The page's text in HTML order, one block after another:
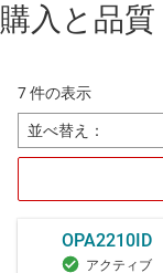
購入と品質